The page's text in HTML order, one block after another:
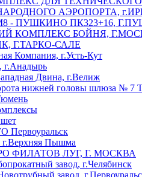
АЭРОПОРТА,
- ПУШКИНО ПК323+16,
КОМПЛЕКС БОЙНЯ,
Г.ТАРКО-САЛЕ
Компания, г.Усть-Кут
г.Анадырь
Двина, г.Велиж
нижней головы шлюза № 7
Первоуральск
г.Верхняя Пышма
ФИЛАТОВ ЛУГ, Г. МОСКВА
завод, г.Челябинск
завод,